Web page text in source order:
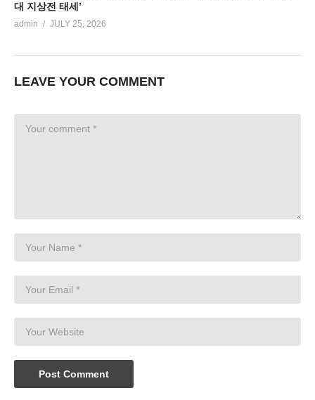
대 지상전 태세’
admin JULY 25, 2026
LEAVE YOUR COMMENT